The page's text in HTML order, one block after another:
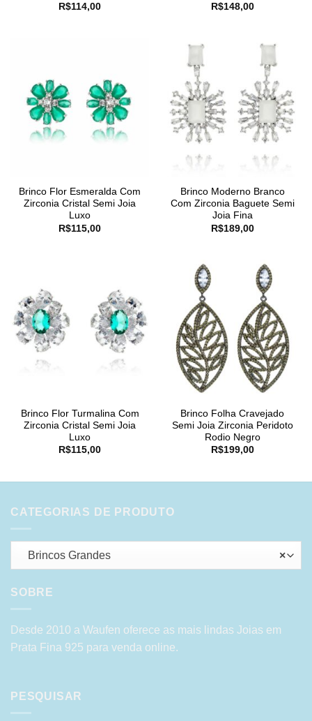
R$114,00
R$148,00
Brinco Flor Esmeralda Com
Zirconia Cristal Semi Joia
Luxo
R$115,00
Brinco Moderno Branco
Com Zirconia Baguete Semi
Joia Fina
R$189,00
Brinco Flor Turmalina Com
Zirconia Cristal Semi Joia
Luxo
R$115,00
Brinco Folha Cravejado
Semi Joia Zirconia Peridoto
Rodio Negro
R$199,00
CATEGORIAS DE PRODUTO
×
Brincos Grandes
SOBRE
Desde 2010 a Waufen oferece as mais lindas Joias em
Prata Fina 925 para venda online.
PESQUISAR